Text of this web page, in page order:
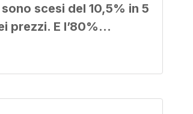
scesi del 10,5% in 5
prezzi. E l’80%…